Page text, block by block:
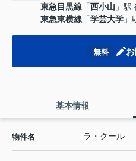
東急目黒線 「西小山 」駅
東急東横線 「学芸大学 」
無料
基本情報
物件名 ラ・クール